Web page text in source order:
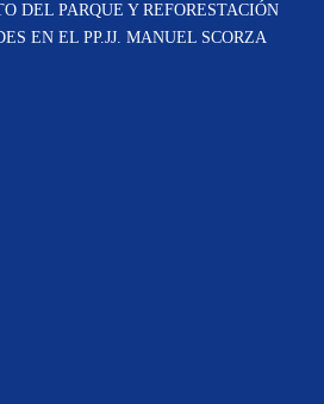
DEL PARQUE Y REFORESTACIÓN
EN EL PP.JJ. MANUEL SCORZA